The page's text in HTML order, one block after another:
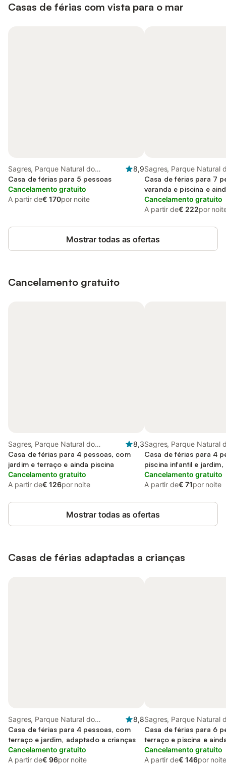
Casas de férias com vista para o mar
Sagres, Parque Natural do
Sudoeste Alentejano e Costa
Vicentina
8,9
Casa de férias para 5 pessoas
Cancelamento gratuito
A partir de€ 170por noite
Sagres, Parque Natural
Sudoeste Alentejano e
Vicentina
Casa de férias para 7
varanda e piscina e
adaptado a crianças
Cancelamento gratuito
A partir de€ 222por
Mostrar todas as ofertas
Cancelamento gratuito
Sagres, Parque Natural do
Sudoeste Alentejano e Costa
Vicentina
8,3
Casa de férias para 4 pessoas, com
jardim e terraço e ainda piscina
Cancelamento gratuito
A partir de€ 126por noite
Sagres, Parque Natural
Sudoeste Alentejano e
Vicentina
Casa de férias para 4
piscina infantil e jardim,
estimação
Cancelamento gratuito
A partir de€ 71por noite
Mostrar todas as ofertas
Casas de férias adaptadas a crianças
Sagres, Parque Natural do
Sudoeste Alentejano e Costa
Vicentina
8,8
Casa de férias para 4 pessoas, com
terraço e jardim, adaptado a crianças
Cancelamento gratuito
A partir de€ 96por noite
Sagres, Parque Natural
Sudoeste Alentejano e
Vicentina
Casa de férias para 6
terraço e piscina e
Cancelamento gratuito
A partir de€ 146por noite